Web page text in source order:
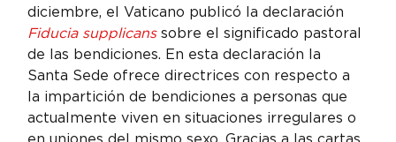
diciembre, el Vaticano publicó la declaración
Fiducia supplicans sobre el significado pastoral
de las bendiciones. En esta declaración la
Santa Sede ofrece directrices con respecto a
la impartición de bendiciones a personas que
actualmente viven en situaciones irregulares o
en uniones del mismo sexo. Gracias a las cartas